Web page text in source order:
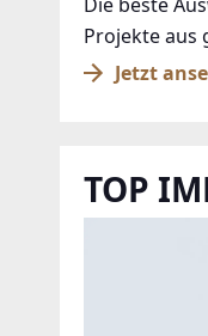
Projekte aus
Jetzt
TOP